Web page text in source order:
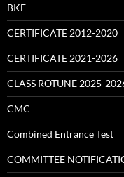
BKF
CERTIFICATE 2012-2020
CERTIFICATE 2021-2026
CLASS ROTUNE 2025-
CMC
Combined Entrance Test
COMMITTEE